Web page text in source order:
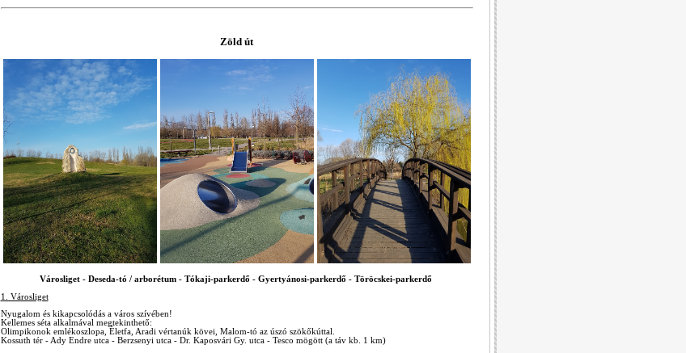
Zöld út
Városliget - Deseda-tó / arborétum - Tókaji-parkerdő - Gyertyánosi-parkerdő - Töröcskei-parkerdő
1. Városliget
Nyugalom és kikapcsolódás a város szívében!
Kellemes séta alkalmával megtekinthető:
Olimpikonok emlékoszlopa, Életfa, Aradi vértanúk kövei, Malom-tó az úszó szökőkúttal.
Kossuth tér - Ady Endre utca - Berzsenyi utca - Dr. Kaposvári Gy. utca - Tesco mögött (a táv kb. 1 km)